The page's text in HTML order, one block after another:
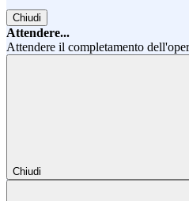
Chiudi
Attendere...
Attendere il completamento
Chiudi